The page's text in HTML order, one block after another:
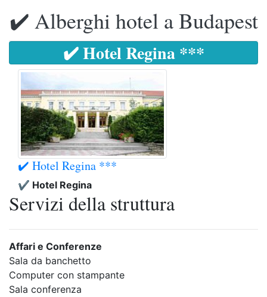
✔️ Alberghi hotel a Budapest
✔️ Hotel Regina ***
✔️ Hotel Regina ***
✔️ Hotel Regina
Servizi della struttura
Affari e Conferenze
Sala da banchetto
Computer con stampante
Sala conferenza